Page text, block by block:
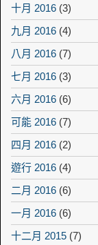
十月 2016 (3)
九月 2016 (4)
八月 2016 (7)
七月 2016 (3)
六月 2016 (6)
可能 2016 (7)
四月 2016 (2)
遊行 2016 (4)
二月 2016 (6)
一月 2016 (6)
十二月 2015 (7)